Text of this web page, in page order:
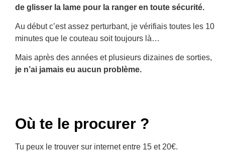
de glisser la lame pour la ranger en toute sécurité.
Au début c’est assez perturbant, je vérifiais toutes les 10
minutes que le couteau soit toujours là…
Mais après des années et plusieurs dizaines de sorties,
je n’ai jamais eu aucun problème.
Où te le procurer ?
Tu peux le trouver sur internet entre 15 et 20€.